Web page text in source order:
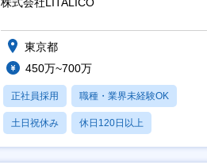
東京都
450万~700万
正社員採用 職種・業界未経験OK
土日祝休み 休日120日以上
産休・育休あり